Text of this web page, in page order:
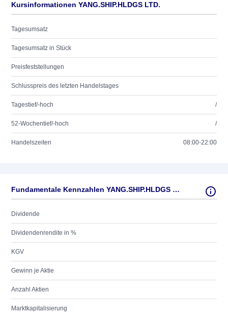
Kursinformationen YANG.SHIP.HLDGS LTD.
Tagesumsatz
Tagesumsatz in Stück
Preisfeststellungen
Schlusspreis des letzten Handelstages
Tagestief/-hoch /
52-Wochentief/-hoch /
Handelszeiten 08:00-22:00
Fundamentale Kennzahlen YANG.SHIP.HLDGS LTD.
Dividende
Dividendenrendite in %
KGV
Gewinn je Aktie
Anzahl Aktien
Marktkapitalisierung